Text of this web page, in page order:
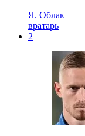
Я. Облак
вратарь
2